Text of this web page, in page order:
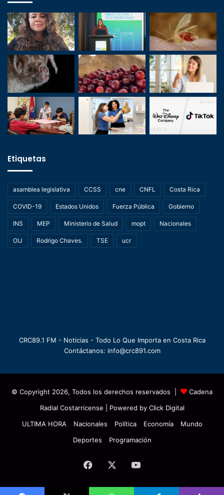
Etiquetas
asamblea legislativa CCSS cne CNFL Costa Rica
COVID-19 Estados Unidos Fuerza Pública Gobierno
INS MEP Ministerio de Salud mopt Nacionales
OIJ Rodrigo Chaves. TSE ucr
CRC89.1 FM - Noticias - Todo Lo Que Importa en Costa Rica
Contáctanos: info@crc891.com
© Copyright 2026, Todos los derechos reservados |
Cadena
Radial Costarricense | Powered by Click Digital
ULTIMA HORA
Nacionales Política Economía
Mundo
Deportes
Programación
Facebook YouTube